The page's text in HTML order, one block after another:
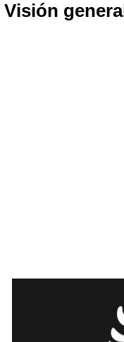
Visión general